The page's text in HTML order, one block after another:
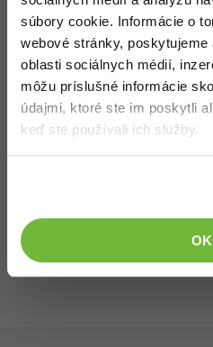
súbory cookie. Informácie o
webové stránky,
oblasti sociálnych médií,
môžu príslušné informácie
údajmi, ktoré ste im poskytli
keď ste používali ich služby.
OK
SEO -30%
UX
Business
Google Dokumenty
Time management
Adobe Illustrator -80%
Adobe Lightroom -
Adobe XD -15%
Adobe InDesign
Inkscape
Médiá
Kariéra
Stiahnuť
Stiahnutím nasledujúceho súboru
Stiahnuť
Stiahnuté 295x
Aplikácia je vrátane
Delphi